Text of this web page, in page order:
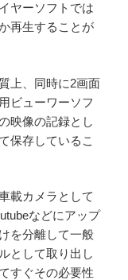
ヤーソフトでは
再生することが
上、同時に2画面
ビューワーソフ
映像の記録とし
保存しているこ
載カメラとして
などにアップ
を分離して一般
として取り出し
すぐその必要性